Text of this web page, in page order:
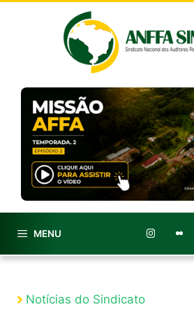
MENU
Notícias do Sindicato